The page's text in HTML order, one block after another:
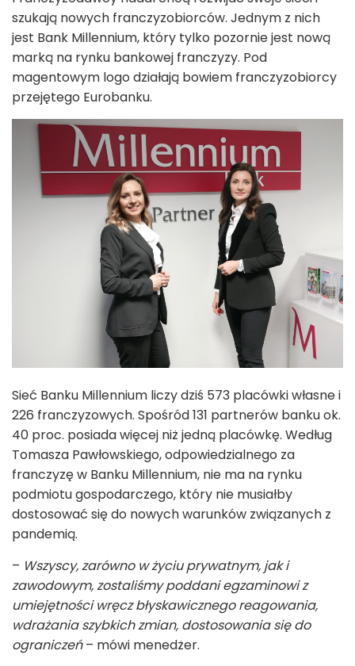
szukają nowych franczyzobiorców. Jednym z nich
jest Bank Millennium, który tylko pozornie jest nową
marką na rynku bankowej franczyzy. Pod
magentowym logo działają bowiem franczyzobiorcy
przejętego Eurobanku.
Sieć Banku Millennium liczy dziś 573 placówki własne i
226 franczyzowych. Spośród 131 partnerów banku ok.
40 proc. posiada więcej niż jedną placówkę. Według
Tomasza Pawłowskiego, odpowiedzialnego za
franczyzę w Banku Millennium, nie ma na rynku
podmiotu gospodarczego, który nie musiałby
dostosować się do nowych warunków związanych z
pandemią.
– Wszyscy, zarówno w życiu prywatnym, jak i
zawodowym, zostaliśmy poddani egzaminowi z
umiejętności wręcz błyskawicznego reagowania,
wdrażania szybkich zmian, dostosowania się do
ograniczeń– mówi menedżer.